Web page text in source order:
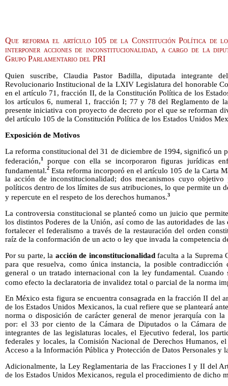
Que reforma el artículo 105 de la Constitución Política de
interponer acciones de inconstitucionalidad, a cargo de la
Grupo Parlamentario del PRI
Quien suscribe, Claudia Pastor Badilla, diputada integrante
Revolucionario Institucional de la LXIV Legislatura del honorable
en el artículo 71, fracción II, de la Constitución Política de los
los artículos 6, numeral 1, fracción I; 77 y 78 del Reglamento de
presente iniciativa con proyecto de decreto por el que se reforman
del artículo 105 de la Constitución Política de los Estados Unidos
Exposición de Motivos
La reforma constitucional del 31 de diciembre de 1994, significó un
federación,1
porque con ella se incorporaron figuras jurídicas
fundamental.2 Esta reforma incorporó en el artículo 105 de la Carta
la acción de inconstitucionalidad; dos mecanismos cuyo objetivo
políticos dentro de los límites de sus atribuciones, lo que permite un
y repercute en el respeto de los derechos humanos.3
La controversia constitucional se planteó como un juicio que
los distintos Poderes de la Unión, así como de las autoridades de
fortalecer el federalismo a través de la restauración del orden
raíz de la conformación de un acto o ley que invada la competencia
Por su parte, la acción de inconstitucionalidadfaculta a la Suprema
para que resuelva, como única instancia, la posible
general o un tratado internacional con la ley fundamental. Cuando
como efecto la declaratoria de invalidez total o parcial de la norma
En México esta figura se encuentra consagrada en la fracción II del
de los Estados Unidos Mexicanos, la cual refiere que se planteará
norma o disposición de carácter general de menor jerarquía con
por: el 33 por ciento de la Cámara de Diputados o la Cámara
integrantes de las legislaturas locales, el Ejecutivo federal, los
federales y locales, la Comisión Nacional de Derechos Humanos,
Acceso a la Información Pública y Protección de Datos Personales y
Adicionalmente, la Ley Reglamentaria de las Fracciones I y II del
de los Estados Unidos Mexicanos, regula el procedimiento de dicho